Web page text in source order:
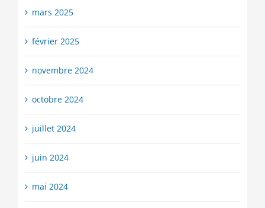
mars 2025
février 2025
novembre 2024
octobre 2024
juillet 2024
juin 2024
mai 2024